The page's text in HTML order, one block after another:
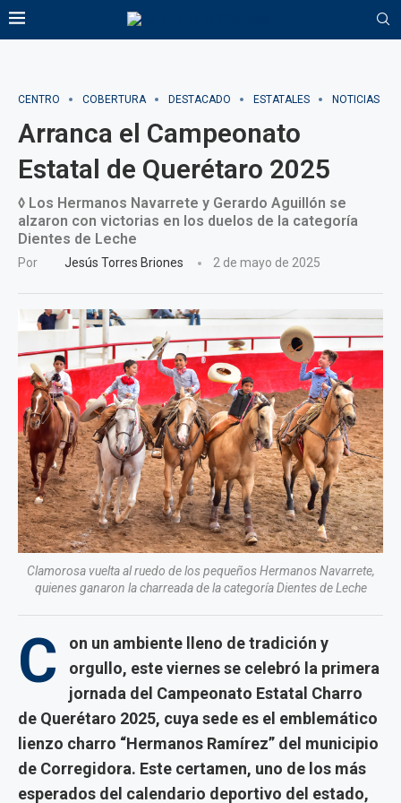
CENTRO COBERTURA DESTACADO ESTATALES NOTICIAS
Arranca el Campeonato
Estatal de Querétaro 2025
◊ Los Hermanos Navarrete y Gerardo Aguillón se
alzaron con victorias en los duelos de la categoría
Dientes de Leche
Por Jesús Torres Briones 2 de mayo de 2025
Clamorosa vuelta al ruedo de los pequeños Hermanos Navarrete,
quienes ganaron la charreada de la categoría Dientes de Leche
C
on un ambiente lleno de tradición y
orgullo, este viernes se celebró la primera
jornada del Campeonato Estatal Charro
de Querétaro 2025, cuya sede es el emblemático
lienzo charro “Hermanos Ramírez” del municipio
de Corregidora. Este certamen, uno de los más
esperados del calendario deportivo del estado,